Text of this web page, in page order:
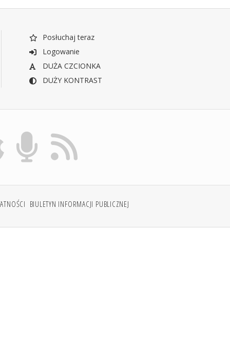
Posłuchaj teraz
Logowanie
DUŻA CZCIONKA
DUŻY KONTRAST
BIULETYN INFORMACJI PUBLICZNEJ